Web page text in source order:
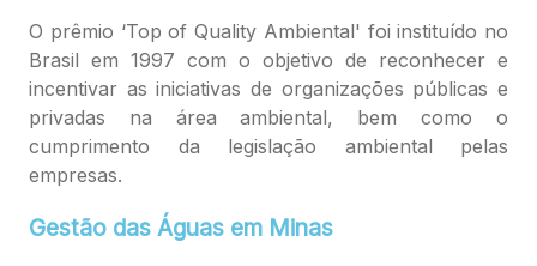
O prêmio ‘Top of Quality Ambiental' foi instituído no
Brasil em 1997 com o objetivo de reconhecer e
incentivar as iniciativas de organizações públicas e
privadas na área ambiental, bem como o
cumprimento da legislação ambiental pelas
empresas.
Gestão das Águas em Minas